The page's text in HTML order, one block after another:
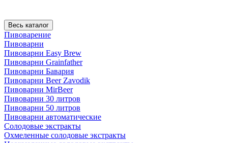
Весь каталог
Пивоварение
Пивоварни
Пивоварни Easy Brew
Пивоварни Grainfather
Пивоварни Бавария
Пивоварни Beer Zavodik
Пивоварни MirBeer
Пивоварни 30 литров
Пивоварни 50 литров
Пивоварни автоматические
Солодовые экстракты
Охмеленные солодовые экстракты